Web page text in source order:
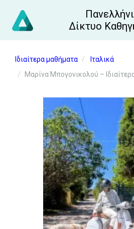
Δίκτυο
Ιδιαίτερα μαθήματα
Ιταλικά
Μαρίνα Μπογονικολού –